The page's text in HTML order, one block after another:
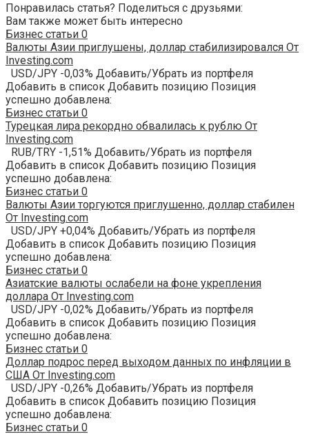
Понравилась статья? Поделиться с друзьями:
Вам также может быть интересно
Бизнес статьи 0
Валюты Азии приглушены, доллар стабилизировался От
Investing.com
USD/JPY -0,03% Добавить/Убрать из портфеля
Добавить в список Добавить позицию Позиция
успешно добавлена:
Бизнес статьи 0
Турецкая лира рекордно обвалилась к рублю От
Investing.com
RUB/TRY -1,51% Добавить/Убрать из портфеля
Добавить в список Добавить позицию Позиция
успешно добавлена:
Бизнес статьи 0
Валюты Азии торгуются приглушенно, доллар стабилен
От Investing.com
USD/JPY +0,04% Добавить/Убрать из портфеля
Добавить в список Добавить позицию Позиция
успешно добавлена:
Бизнес статьи 0
Азиатские валюты ослабели на фоне укрепления
доллара От Investing.com
USD/JPY -0,02% Добавить/Убрать из портфеля
Добавить в список Добавить позицию Позиция
успешно добавлена:
Бизнес статьи 0
Доллар подрос перед выходом данных по инфляции в
США От Investing.com
USD/JPY -0,26% Добавить/Убрать из портфеля
Добавить в список Добавить позицию Позиция
успешно добавлена:
Бизнес статьи 0